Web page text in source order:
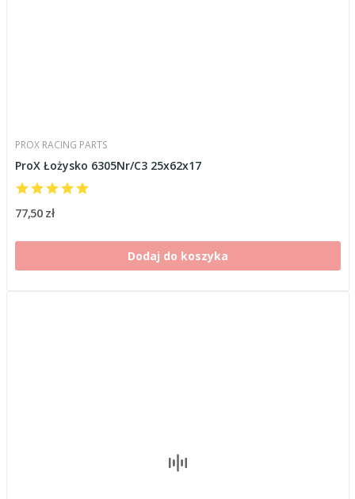
PROX RACING PARTS
ProX Łożysko 6305Nr/C3 25x62x17
77,50 zł
Dodaj do koszyka